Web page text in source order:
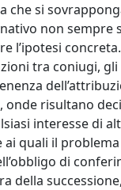
che si
non
l’ipotesi
tra coniugi,
risultano
interesse di
ai quali il
di
della